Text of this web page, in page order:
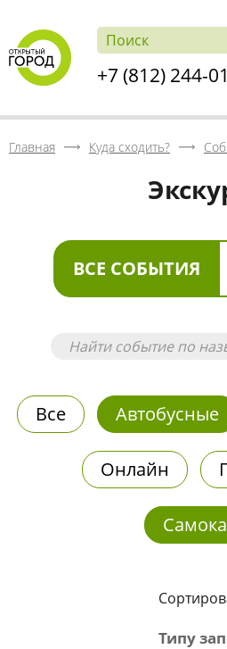
+7 (812) 244-
Главная Куда сходить?
ВСЕ СОБЫТИЯ
Все Автобусные
Онлайн
Типу